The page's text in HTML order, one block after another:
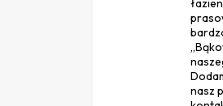
nasz